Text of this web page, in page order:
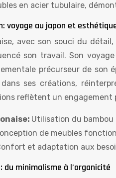
en acier tubulaire,
voyage au japon et
avec son souci du
son travail. Son
précurseur de son
ses créations,
reflètent un
Utilisation du
de meubles
et adaptation aux
minimalisme à l’organicité